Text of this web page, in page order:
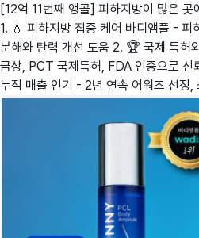
[12억 11번째 앵콜] 피하지방이 많은
1. 💧 피하지방 집중 케어 바디앰플 - 피
분해와 탄력 개선 도움 2. 🏆 국제 특허
금상, PCT 국제특허, FDA 인증으로 신
누적 매출 인기 - 2년 연속 어워즈 선정,